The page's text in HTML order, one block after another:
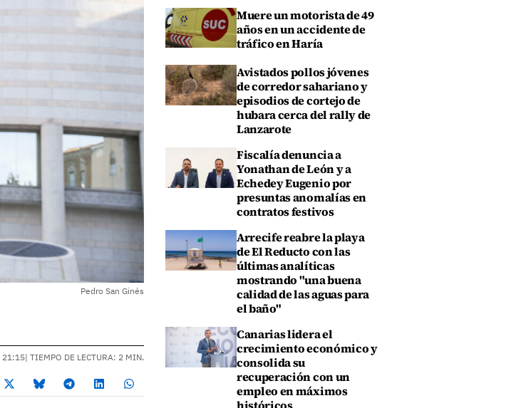
Pedro San Ginés
21:15| TIEMPO DE LECTURA: 2 MIN.
Muere un motorista de 49
años en un accidente de
tráfico en Haría
Avistados pollos jóvenes
de corredor sahariano y
episodios de cortejo de
hubara cerca del rally de
Lanzarote
Fiscalía denuncia a
Yonathan de León y a
Echedey Eugenio por
presuntas anomalías en
contratos festivos
Arrecife reabre la playa
de El Reducto con las
últimas analíticas
mostrando "una buena
calidad de las aguas para
el baño"
Canarias lidera el
crecimiento económico y
consolida su
recuperación con un
empleo en máximos